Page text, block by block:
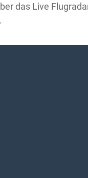
das Live